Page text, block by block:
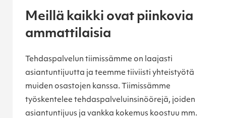
Meillä kaikki ovat piinkovia
ammattilaisia
Tehdaspalvelun tiimissämme on laajasti
asiantuntijuutta ja teemme tiiviisti yhteistyötä
muiden osastojen kanssa. Tiimissämme
työskentelee tehdaspalveluinsinöörejä, joiden
asiantuntijuus ja vankka kokemus koostuu mm.